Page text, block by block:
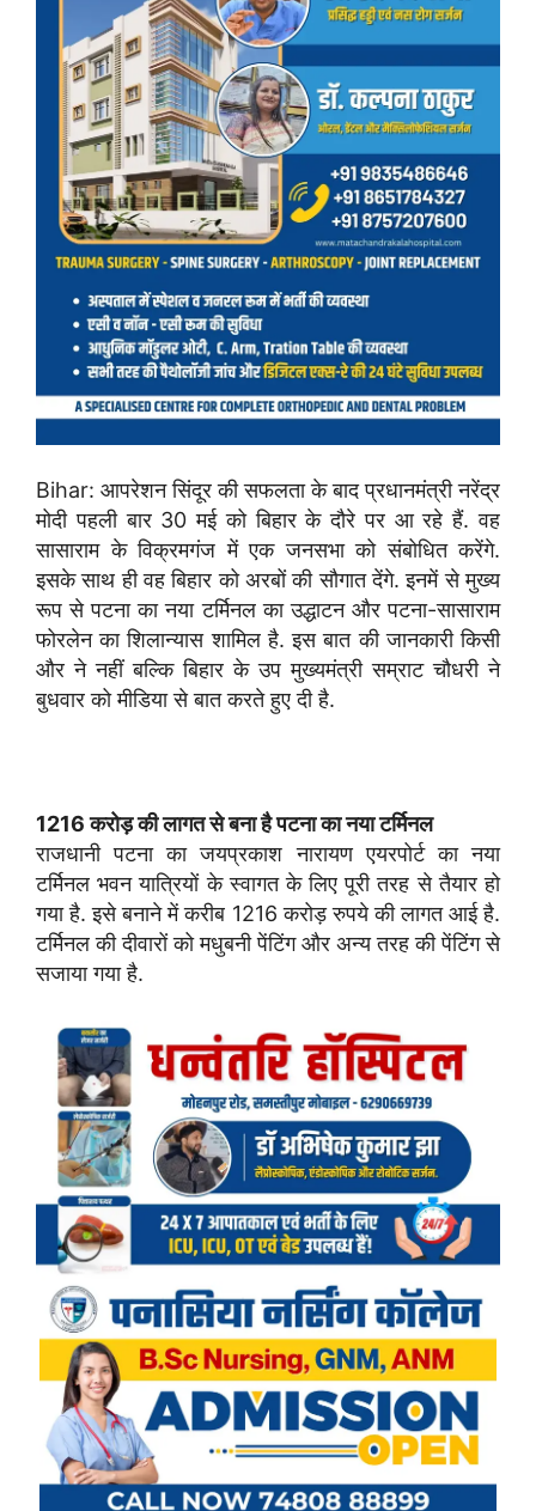
Bihar: आपरेशन सिंदूर की सफलता के बाद प्रधानमंत्री नरेंद्र
मोदी पहली बार 30 मई को बिहार के दौरे पर आ रहे हैं. वह
सासाराम के विक्रमगंज में एक जनसभा को संबोधित करेंगे.
इसके साथ ही वह बिहार को अरबों की सौगात देंगे. इनमें से मुख्य
रूप से पटना का नया टर्मिनल का उद्धाटन और पटना-सासाराम
फोरलेन का शिलान्यास शामिल है. इस बात की जानकारी किसी
और ने नहीं बल्कि बिहार के उप मुख्यमंत्री सम्राट चौधरी ने
बुधवार को मीडिया से बात करते हुए दी है.
1216 करोड़ की लागत से बना है पटना का नया टर्मिनल
राजधानी पटना का जयप्रकाश नारायण एयरपोर्ट का नया
टर्मिनल भवन यात्रियों के स्वागत के लिए पूरी तरह से तैयार हो
गया है. इसे बनाने में करीब 1216 करोड़ रुपये की लागत आई है.
टर्मिनल की दीवारों को मधुबनी पेंटिंग और अन्य तरह की पेंटिंग से
सजाया गया है.